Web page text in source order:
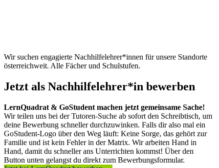
Wir suchen engagierte Nachhilfelehrer*innen für unsere Standorte
österreichweit. Alle Fächer und Schulstufen.
Jetzt als Nachhilfelehrer*in bewerben
LernQuadrat & GoStudent machen jetzt gemeinsame Sache!
Wir teilen uns bei der Tutoren-Suche ab sofort den Schreibtisch, um
deine Bewerbung schneller durchzuwinken. Falls dir also mal ein
GoStudent-Logo über den Weg läuft: Keine Sorge, das gehört zur
Familie und ist kein Fehler in der Matrix. Wir arbeiten Hand in
Hand, damit du schneller ans Unterrichten kommst! Über den
Button unten gelangst du direkt zum Bewerbungsformular.